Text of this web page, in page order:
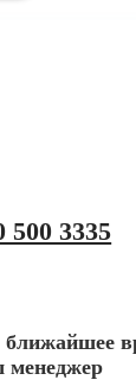
500 3335
ближайшее
менеджер